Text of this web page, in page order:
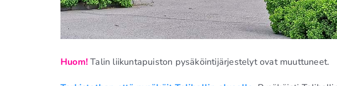
Huom! Talin liikuntapuiston pysäköintijärjestelyt ovat muuttuneet.